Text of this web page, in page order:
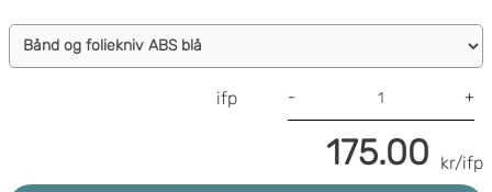
ifp - +
175.00 kr/ifp